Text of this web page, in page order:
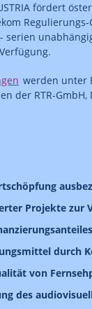
fördert
serien
werden unter
der RTR-
Projekte zur
durch
von
des